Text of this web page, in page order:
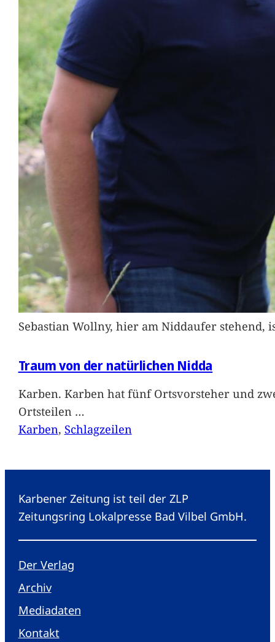
Sebastian Wollny, hier am Niddaufer
Traum von der natürlichen Nidda
Karben. Karben hat fünf Ortsvorsteher und
Ortsteilen …
Karben, Schlagzeilen
Karbener Zeitung ist teil der ZLP
Zeitungsring Lokalpresse Bad Vilbel GmbH.
Der Verlag
Archiv
Mediadaten
Kontakt